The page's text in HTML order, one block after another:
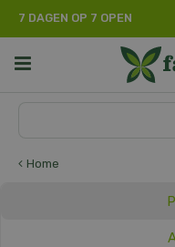
Home
7 DAGEN OP 7 OPEN